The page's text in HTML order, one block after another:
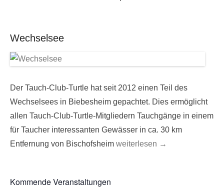
Wechselsee
Der Tauch-Club-Turtle hat seit 2012 einen Teil des
Wechselsees in Biebesheim gepachtet. Dies ermöglicht
allen Tauch-Club-Turtle-Mitgliedern Tauchgänge in einem
für Taucher interessanten Gewässer in ca. 30 km
Entfernung von Bischofsheim weiterlesen →
Kommende Veranstaltungen